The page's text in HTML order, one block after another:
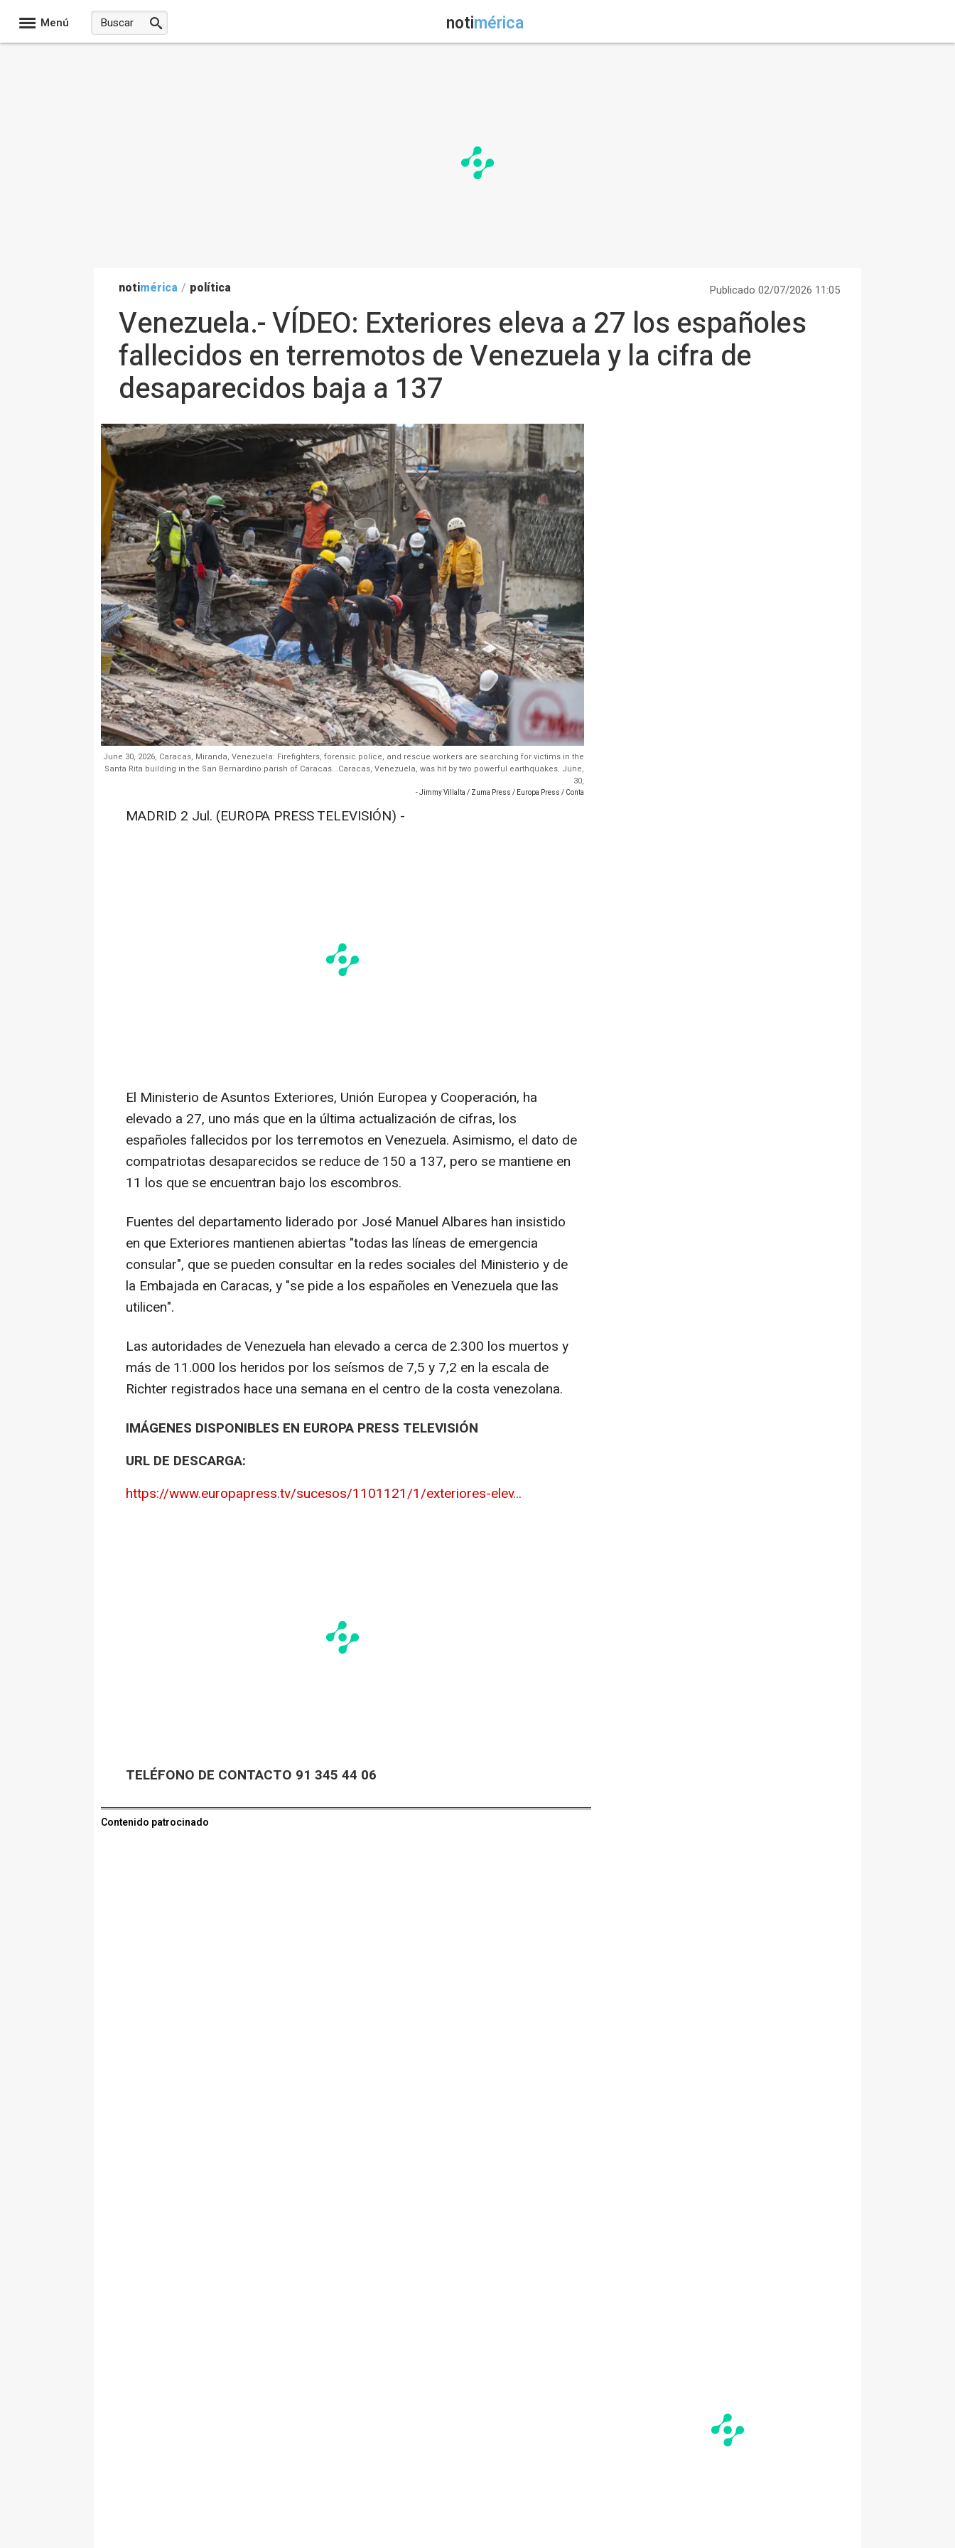
Menú notimérica
notimérica / política Publicado 02/07/2026 11:05
Venezuela.- VÍDEO: Exteriores eleva a 27 los españoles
fallecidos en terremotos de Venezuela y la cifra de
desaparecidos baja a 137
June 30, 2026, Caracas, Miranda, Venezuela: Firefighters, forensic police, and rescue workers are searching for victims in the
Santa Rita building in the San Bernardino parish of Caracas...Caracas, Venezuela, was hit by two powerful earthquakes. June,
30,
- Jimmy Villalta / Zuma Press / Europa Press / Conta
MADRID 2 Jul. (EUROPA PRESS TELEVISIÓN) -
El Ministerio de Asuntos Exteriores, Unión Europea y Cooperación, ha
elevado a 27, uno más que en la última actualización de cifras, los
españoles fallecidos por los terremotos en Venezuela. Asimismo, el dato de
compatriotas desaparecidos se reduce de 150 a 137, pero se mantiene en
11 los que se encuentran bajo los escombros.
Fuentes del departamento liderado por José Manuel Albares han insistido
en que Exteriores mantienen abiertas "todas las líneas de emergencia
consular", que se pueden consultar en la redes sociales del Ministerio y de
la Embajada en Caracas, y "se pide a los españoles en Venezuela que las
utilicen".
Las autoridades de Venezuela han elevado a cerca de 2.300 los muertos y
más de 11.000 los heridos por los seísmos de 7,5 y 7,2 en la escala de
Richter registrados hace una semana en el centro de la costa venezolana.
IMÁGENES DISPONIBLES EN EUROPA PRESS TELEVISIÓN
URL DE DESCARGA:
https://www.europapress.tv/sucesos/1101121/1/exteriores-elev...
TELÉFONO DE CONTACTO 91 345 44 06
Contenido patrocinado